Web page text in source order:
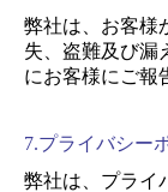
弊社は、お客様
失、盗難及び漏
にお客様にご報
7.プライバシー
弊社は、プライ